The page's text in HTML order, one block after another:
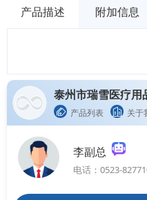
产品描述 附加信息
产品列表 关于
李副总
电话：0523-